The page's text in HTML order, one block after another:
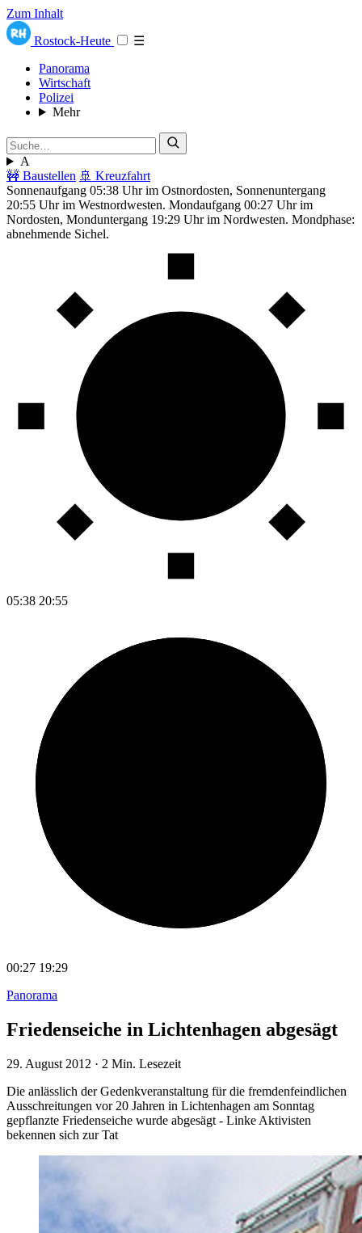
Zum Inhalt
Rostock-Heute
☰
Panorama
Wirtschaft
Polizei
Mehr
A
🚧 Baustellen 🚢 Kreuzfahrt
Sonnenaufgang 05:38 Uhr im Ostnordosten, Sonnenuntergang
20:55 Uhr im Westnordwesten. Mondaufgang 00:27 Uhr im
Nordosten, Monduntergang 19:29 Uhr im Nordwesten. Mondphase:
abnehmende Sichel.
05:38 20:55
00:27 19:29
Panorama
Friedenseiche in Lichtenhagen abgesägt
29. August 2012 · 2 Min. Lesezeit
Die anlässlich der Gedenkveranstaltung für die fremdenfeindlichen
Ausschreitungen vor 20 Jahren in Lichtenhagen am Sonntag
gepflanzte Friedenseiche wurde abgesägt - Linke Aktivisten
bekennen sich zur Tat